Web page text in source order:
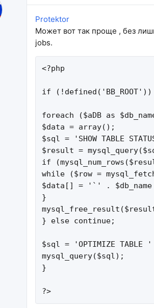
Protektor
Может вот так проще , без
jobs.
<?php
if (!defined('BB_ROOT'))
foreach ($aDB as
$data = array();
$sql = 'SHOW TABLE
$result =
if
while ($row =
$data[] = '`' .
}
} else continue;
$sql = 'OPTIMIZE
mysql_query($sql);
}
?>